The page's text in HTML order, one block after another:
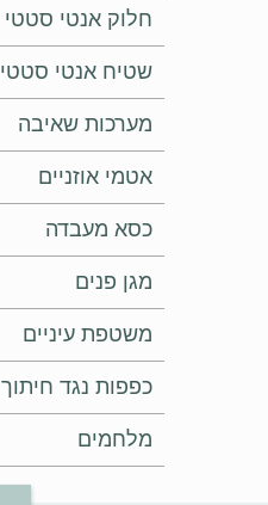
חלוק אנטי סטטי
שטיח אנטי סטטי
מערכות שאיבה
אטמי אוזניים
כסא מעבדה
מגן פנים
משטפת עיניים
כפפות נגד חיתוך
מלחמים